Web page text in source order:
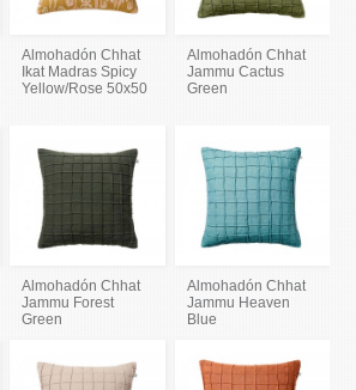
Almohadón Chhat
Ikat Madras Spicy
Yellow/Rose 50x50
Almohadón Chhat
Jammu Cactus
Green
Almohadón Chhat
Jammu Forest
Green
Almohadón Chhat
Jammu Heaven
Blue